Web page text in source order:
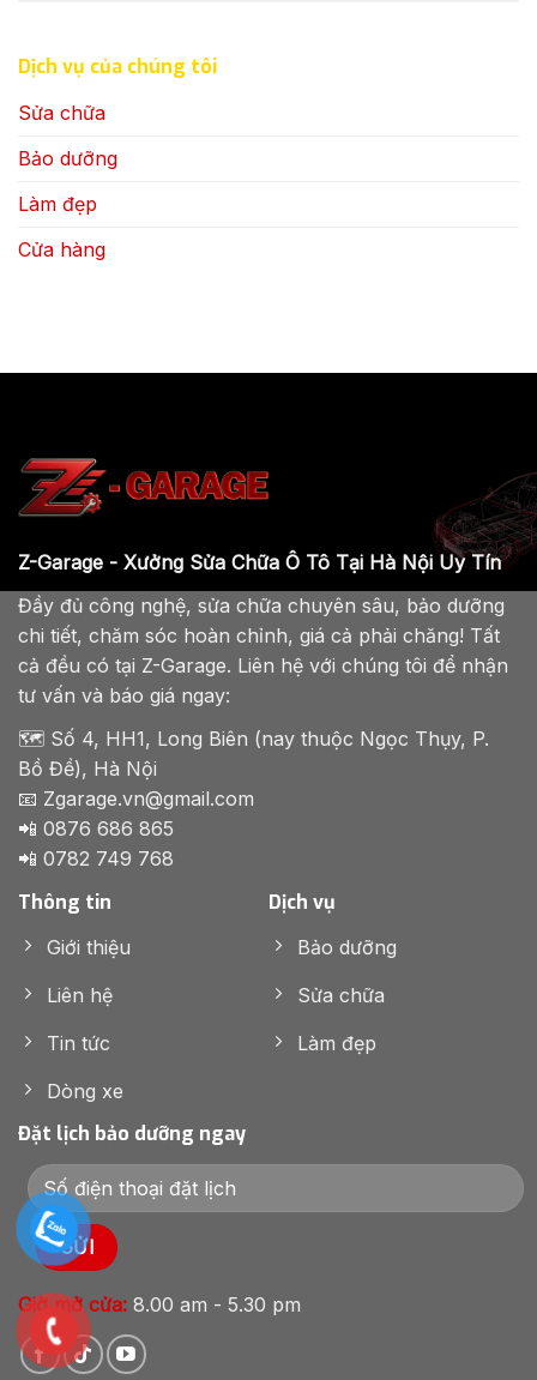
Dịch vụ của chúng tôi
Sửa chữa
Bảo dưỡng
Làm đẹp
Cửa hàng
Z-Garage - Xưởng Sửa Chữa Ô Tô Tại Hà Nội Uy Tín
Đầy đủ công nghệ, sửa chữa chuyên sâu, bảo dưỡng
chi tiết, chăm sóc hoàn chỉnh, giá cả phải chăng! Tất
cả đều có tại Z-Garage. Liên hệ với chúng tôi để nhận
tư vấn và báo giá ngay:
🗺️ Số 4, HH1, Long Biên (nay thuộc Ngọc Thụy, P.
Bồ Đề), Hà Nội
📧 Zgarage.vn@gmail.com
📲 0876 686 865
📲 0782 749 768
Thông tin
Giới thiệu
Liên hệ
Tin tức
Dòng xe
Dịch vụ
Bảo dưỡng
Sửa chữa
Làm đẹp
Đặt lịch bảo dưỡng ngay
Giờ mở cửa: 8.00 am - 5.30 pm